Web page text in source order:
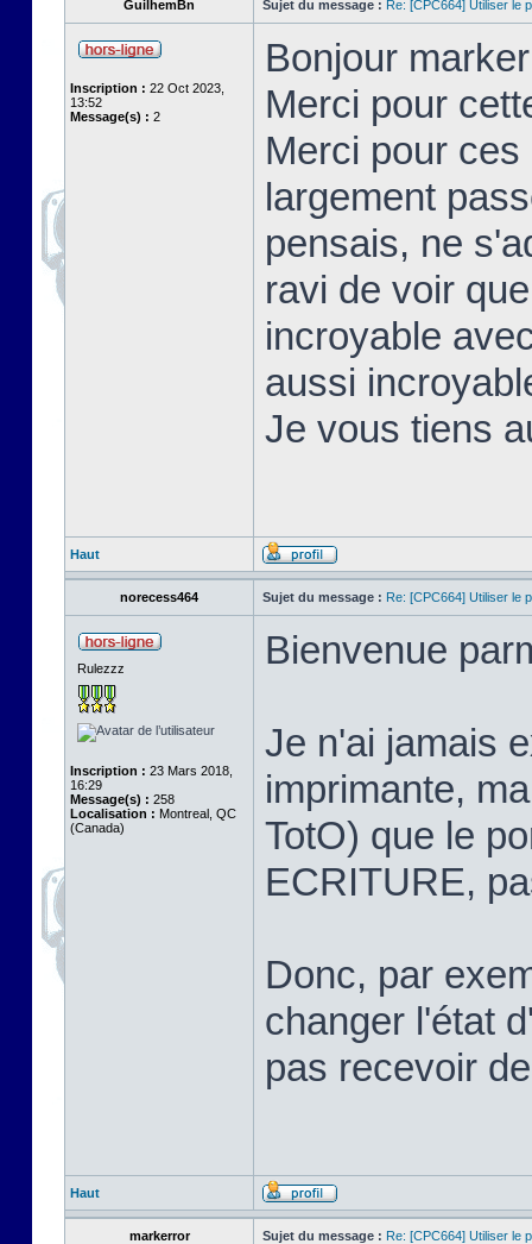
GuilhemBn Sujet du message : Re: [CPC664] Utiliser le
Inscription : 22 Oct 2023,
13:52
Message(s) : 2
Bonjour
Merci pour
Merci pour
largement
pensais, ne
ravi de voir
incroyable
aussi
Je vous tiens
Haut
norecess464 Sujet du message : Re: [CPC664] Utiliser le
Rulezzz
Inscription : 23 Mars 2018,
16:29
Message(s) : 258
Localisation : Montreal, QC
(Canada)
Bienvenue
Je n'ai jamais
imprimante,
TotO) que le
ECRITURE,
Donc, par
changer l'état
pas recevoir
Haut
markerror Sujet du message : Re: [CPC664] Utiliser le